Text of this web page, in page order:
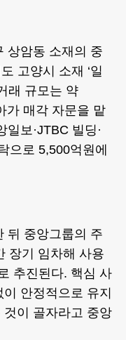
상암동 소재의 중
고양시 소재 ‘일
래 규모는 약
가 매각 자문을 맡
보·JTBC 빌딩·
으로 5,500억원에
뒤 중앙그룹의 주
장기 임차해 사용
추진된다. 핵심 사
안정적으로 유지
이 골자라고 중앙